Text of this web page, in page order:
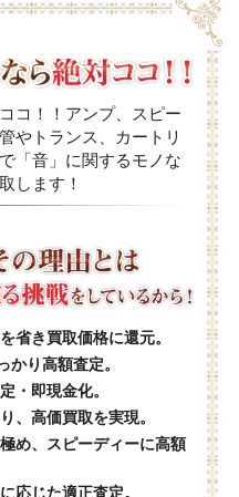
コ！！アンプ、スピー
やトランス、カートリ
「音」に関するモノな
します！
省き買取価格に還元。
かり高額査定。
・即現金化。
、高価買取を実現。
め、スピーディーに高額
応じた適正査定。